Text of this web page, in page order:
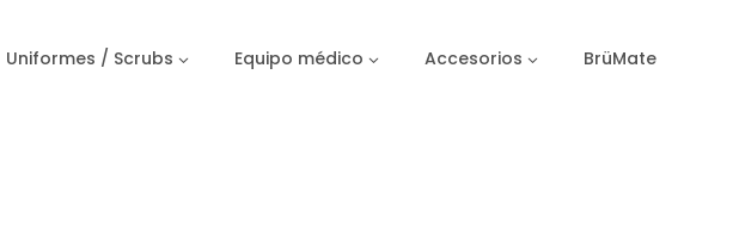
Uniformes / Scrubs Equipo médico Accesorios BrüMate